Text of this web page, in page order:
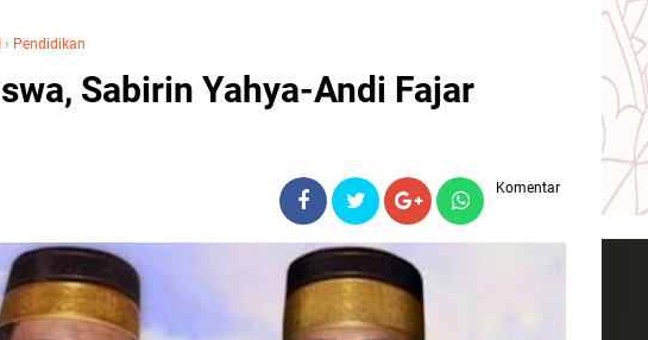
› Pendidikan
Sabirin Yahya-Andi Fajar
Komentar